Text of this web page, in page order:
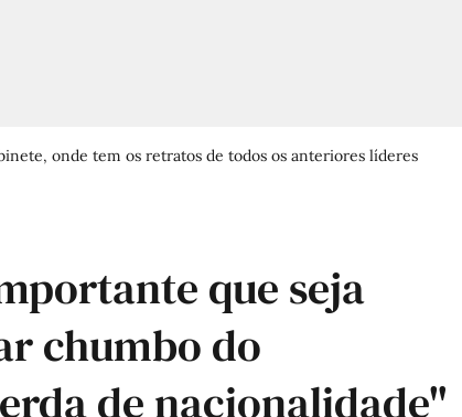
onde tem os retratos de todos os anteriores líderes
que seja
chumbo do
de nacionalidade"